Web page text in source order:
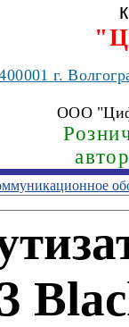
г.
ООО